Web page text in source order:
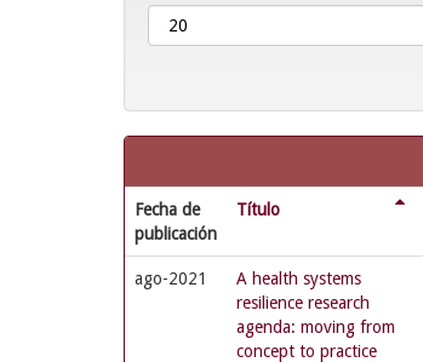
Fecha de
publicación
Título
ago-2021
A health systems
resilience research
agenda: moving from
concept to practice